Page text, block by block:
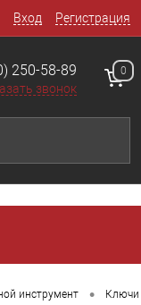
Вход Регистрация
250-58-89
звонок
0
инструмент • Ключи